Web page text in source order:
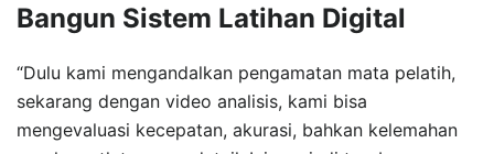
Bangun Sistem Latihan Digital
“Dulu kami mengandalkan pengamatan mata pelatih,
sekarang dengan video analisis, kami bisa
mengevaluasi kecepatan, akurasi, bahkan kelemahan